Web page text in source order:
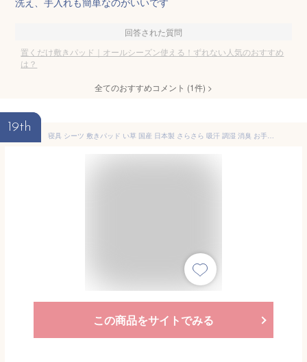
回答された質問
置くだけ敷きパッド｜オールシーズン使える！ずれない人気のおすすめ
は？
全てのおすすめコメント (1件) >
19th
寝具 シーツ 敷きパッド い草 国産 日本製 さらさら 吸汗 調湿 消臭 お手入れ簡単 ブルー セミダブル 約110×200cm《os》
この商品をサイトでみる